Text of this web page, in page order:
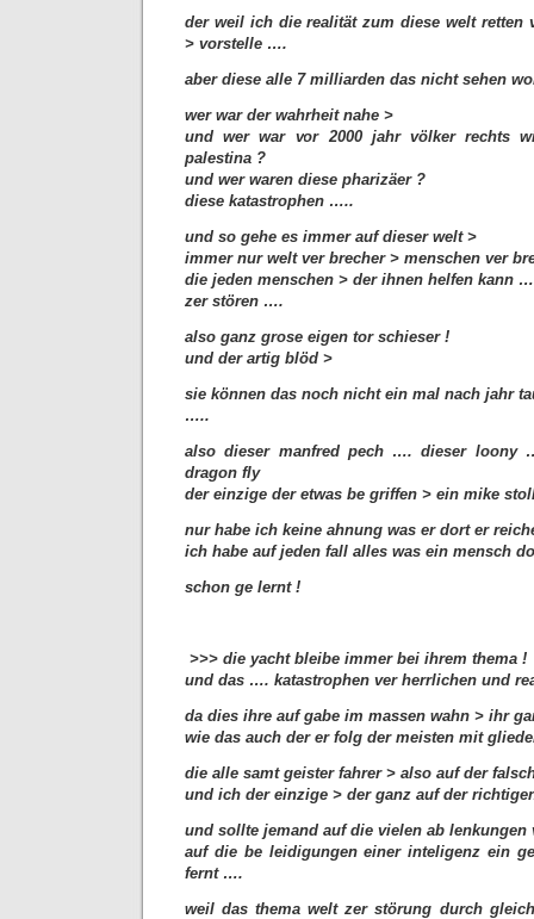
der weil ich die realität zum diese welt retten
> vorstelle ….
aber diese alle 7 milliarden das nicht sehen
wer war der wahrheit nahe >
und wer war vor 2000 jahr völker rechts
palestina ?
und wer waren diese pharizäer ?
diese katastrophen …..
und so gehe es immer auf dieser welt >
immer nur welt ver brecher > menschen ver
die jeden menschen > der ihnen helfen kann
zer stören ….
also ganz grose eigen tor schieser !
und der artig blöd >
sie können das noch nicht ein mal nach jahr
…..
also dieser manfred pech …. dieser
dragon fly
der einzige der etwas be griffen > ein mike
nur habe ich keine ahnung was er dort er
ich habe auf jeden fall alles was ein mensch
schon ge lernt !
>>> die yacht bleibe immer bei ihrem thema !
und das …. katastrophen ver herrlichen und
da dies ihre auf gabe im massen wahn > ihr
wie das auch der er folg der meisten mit
die alle samt geister fahrer > also auf der
und ich der einzige > der ganz auf der
und sollte jemand auf die vielen ab lenkungen
auf die be leidigungen einer inteligenz ein
fernt ….
weil das thema welt zer störung durch